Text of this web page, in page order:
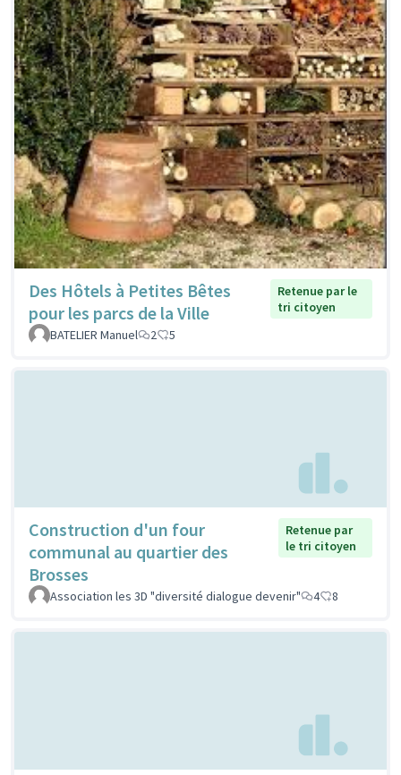
Des Hôtels à Petites Bêtes
pour les parcs de la Ville
Retenue par le
tri citoyen
BATELIER Manuel
2 5
Construction d'un four
communal au quartier des
Brosses
Retenue par
le tri citoyen
Association les 3D "diversité dialogue devenir" 4 8